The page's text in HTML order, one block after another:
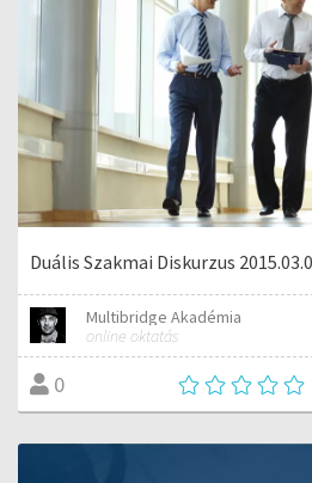
Duális Szakmai Diskurzus
Multibridge Akadémia
online oktatás
0